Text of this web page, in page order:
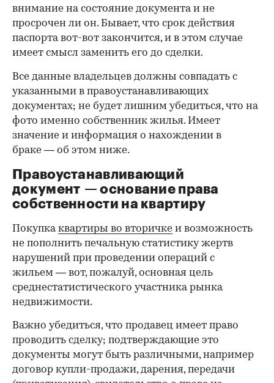
внимание на состояние документа и не
просрочен ли он. Бывает, что срок действия
паспорта вот-вот закончится, и в этом случае
имеет смысл заменить его до сделки.
00:00 / 00:00
Все данные владельцев должны совпадать с
указанными в правоустанавливающих
документах; не будет лишним убедиться, что на
фото именно собственник жилья. Имеет
значение и информация о нахождении в
браке — об этом ниже.
Правоустанавливающий
документ — основание права
собственности на квартиру
Покупкаквартиры во вторичке и возможность
не пополнить печальную статистику жертв
нарушений при проведении операций с
жильем — вот, пожалуй, основная цель
среднестатистического участника рынка
недвижимости.
Важно убедиться, что продавец имеет право
проводить сделку; подтверждающие это
документы могут быть различными, например
договор купли-продажи, дарения, передачи